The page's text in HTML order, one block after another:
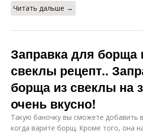
Читать дальше →
Заправка для борща
свеклы рецепт..
борща из свеклы на
очень вкусно!
Такую баночку вы сможете добавить
когда варите борщ. Кроме того, она